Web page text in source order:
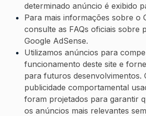
determinado anúncio é exibido
Para mais informações sobre o
consulte as FAQs oficiais sobre
Google AdSense.
Utilizamos anúncios para
funcionamento deste site e
para futuros desenvolvimentos.
publicidade comportamental
foram projetados para garantir
os anúncios mais relevantes